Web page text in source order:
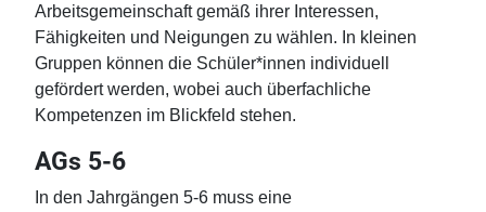
Arbeitsgemeinschaft gemäß ihrer Interessen,
Fähigkeiten und Neigungen zu wählen. In kleinen
Gruppen können die Schüler*innen individuell
gefördert werden, wobei auch überfachliche
Kompetenzen im Blickfeld stehen.
AGs 5-6
In den Jahrgängen 5-6 muss eine